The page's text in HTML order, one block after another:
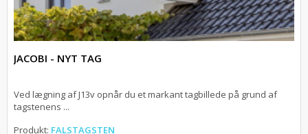
JACOBI - NYT TAG
Ved lægning af J13v opnår du et markant tagbillede på grund af
tagstenens ...
Produkt: FALSTAGSTEN